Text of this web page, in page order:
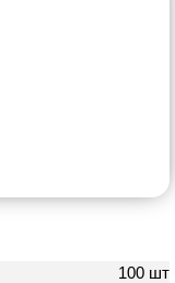
100 шт